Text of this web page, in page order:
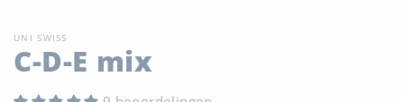
UNI SWISS
C-D-E mix